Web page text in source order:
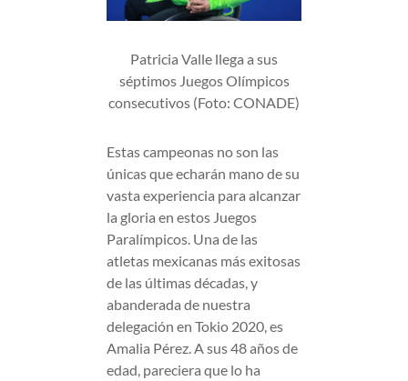
Patricia Valle llega a sus
séptimos Juegos Olímpicos
consecutivos (Foto: CONADE)
Estas campeonas no son las
únicas que echarán mano de su
vasta experiencia para alcanzar
la gloria en estos Juegos
Paralímpicos. Una de las
atletas mexicanas más exitosas
de las últimas décadas, y
abanderada de nuestra
delegación en Tokio 2020, es
Amalia Pérez. A sus 48 años de
edad, pareciera que lo ha